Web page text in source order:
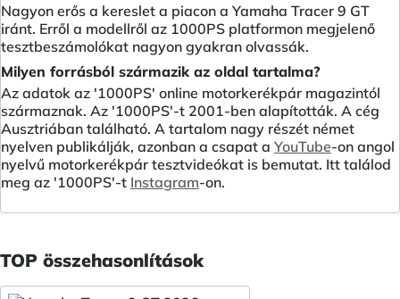
Nagyon erős a kereslet a piacon a Yamaha Tracer 9 GT
iránt. Erről a modellről az 1000PS platformon megjelenő
tesztbeszámolókat nagyon gyakran olvassák.
Milyen forrásból származik az oldal tartalma?
Az adatok az '1000PS' online motorkerékpár magazintól
származnak. Az '1000PS'-t 2001-ben alapították. A cég
Ausztriában található. A tartalom nagy részét német
nyelven publikálják, azonban a csapat a YouTube-on angol
nyelvű motorkerékpár tesztvideókat is bemutat. Itt találod
meg az '1000PS'-t Instagram-on.
TOP összehasonlítások